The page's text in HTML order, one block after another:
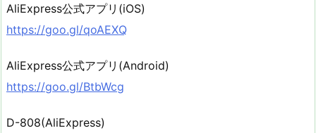
AliExpress公式アプリ(iOS)
https://goo.gl/qoAEXQ
AliExpress公式アプリ(Android)
https://goo.gl/BtbWcg
D-808(AliExpress)